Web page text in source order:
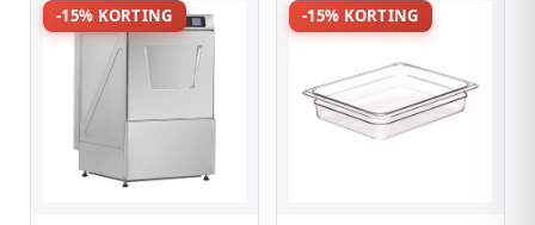
-15% KORTING -15% KORTING